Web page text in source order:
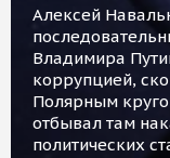
Алексей
Владимира
коррупцией,
Полярным
отбывал там
политических